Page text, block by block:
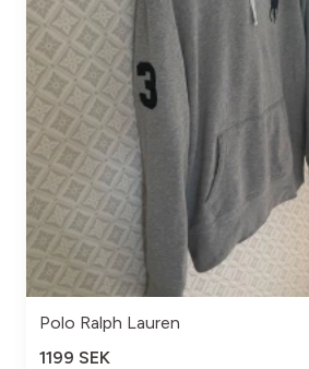
Polo Ralph Lauren
1199 SEK